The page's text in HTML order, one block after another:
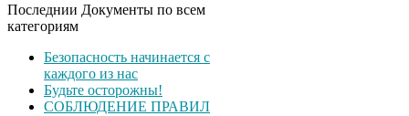
Последнии Документы по всем
категориям
Безопасность начинается с
каждого из нас
Будьте осторожны!
СОБЛЮДЕНИЕ ПРАВИЛ